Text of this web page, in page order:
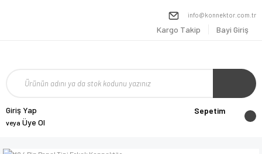
info@konnektor.com.tr
Kargo Takip Bayi Giriş
Giriş Yap
veya Üye Ol
Sepetim